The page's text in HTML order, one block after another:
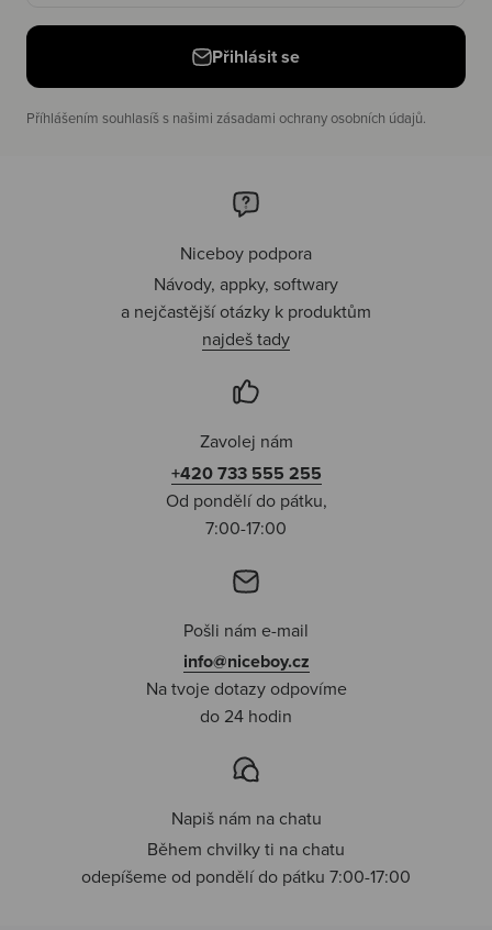
Přihlásit se
Příhlášením souhlasíš s našimi zásadami ochrany osobních údajů.
Niceboy podpora
Návody, appky, softwary
a nejčastější otázky k produktům
najdeš tady
Zavolej nám
+420 733 555 255
Od pondělí do pátku,
7:00-17:00
Pošli nám e-mail
info@niceboy.cz
Na tvoje dotazy odpovíme
do 24 hodin
Napiš nám na chatu
Během chvilky ti na chatu
odepíšeme od pondělí do pátku 7:00-17:00